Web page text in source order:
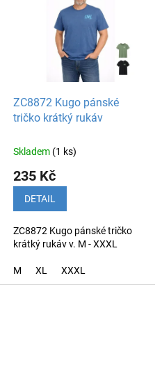
ZC8872 Kugo pánské
tričko krátký rukáv
Skladem (1 ks)
235 Kč
DETAIL
ZC8872 Kugo pánské tričko
krátký rukáv v. M - XXXL
M XL XXXL